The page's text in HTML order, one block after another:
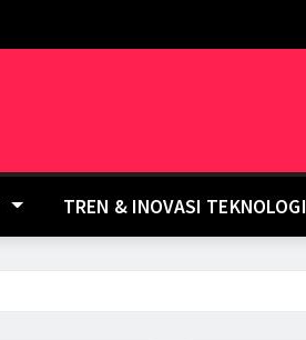
TREN & INOVASI TEKNOLOGI